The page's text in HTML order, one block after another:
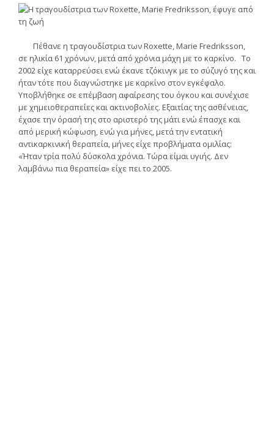
Πέθανε η τραγουδίστρια των Roxette, Marie Fredriksson,
σε ηλικία 61 χρόνων, μετά από χρόνια μάχη με το καρκίνο. Το
2002 είχε καταρρεύσει ενώ έκανε τζόκινγκ με το σύζυγό της και
ήταν τότε που διαγνώστηκε με καρκίνο στον εγκέφαλο.
Υποβλήθηκε σε επέμβαση αφαίρεσης του όγκου και συνέχισε
με χημειοθεραπείες και ακτινοβολίες. Εξαιτίας της ασθένειας,
έχασε την όρασή της στο αριστερό της μάτι ενώ έπασχε και
από μερική κώφωση, ενώ για μήνες, μετά την εντατική
αντικαρκινική θεραπεία, μήνες είχε προβλήματα ομιλίας:
«Ήταν τρία πολύ δύσκολα χρόνια. Τώρα είμαι υγιής. Δεν
λαμβάνω πια θεραπεία» είχε πει το 2005.